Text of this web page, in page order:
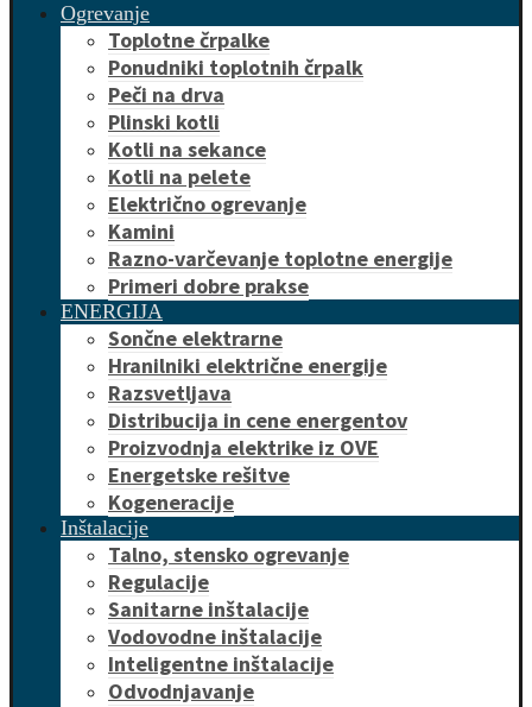
Ogrevanje
Toplotne črpalke
Ponudniki toplotnih črpalk
Peči na drva
Plinski kotli
Kotli na sekance
Kotli na pelete
Električno ogrevanje
Kamini
Razno-varčevanje toplotne energije
Primeri dobre prakse
ENERGIJA
Sončne elektrarne
Hranilniki električne energije
Razsvetljava
Distribucija in cene energentov
Proizvodnja elektrike iz OVE
Energetske rešitve
Kogeneracije
Inštalacije
Talno, stensko ogrevanje
Regulacije
Sanitarne inštalacije
Vodovodne inštalacije
Inteligentne inštalacije
Odvodnjavanje